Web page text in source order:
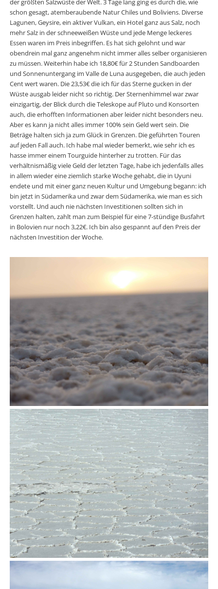
der größten Salzwüste der Welt. 3 Tage lang ging es durch die, wie
schon gesagt, atemberaubende Natur Chiles und Boliviens. Diverse
Lagunen, Geysire, ein aktiver Vulkan, ein Hotel ganz aus Salz, noch
mehr Salz in der schneeweißen Wüste und jede Menge leckeres
Essen waren im Preis inbegriffen. Es hat sich gelohnt und war
obendrein mal ganz angenehm nicht immer alles selber organisieren
zu müssen. Weiterhin habe ich 18,80€ für 2 Stunden Sandboarden
und Sonnenuntergang im Valle de Luna ausgegeben, die auch jeden
Cent wert waren. Die 23,53€ die ich für das Sterne gucken in der
Wüste ausgab leider nicht so richtig. Der Sternenhimmel war zwar
einzigartig, der Blick durch die Teleskope auf Pluto und Konsorten
auch, die erhofften Informationen aber leider nicht besonders neu.
Aber es kann ja nicht alles immer 100% sein Geld wert sein. Die
Beträge halten sich ja zum Glück in Grenzen. Die geführten Touren
auf jeden Fall auch. Ich habe mal wieder bemerkt, wie sehr ich es
hasse immer einem Tourguide hinterher zu trotten. Für das
verhältnismäßig viele Geld der letzten Tage, habe ich jedenfalls alles
in allem wieder eine ziemlich starke Woche gehabt, die in Uyuni
endete und mit einer ganz neuen Kultur und Umgebung begann: ich
bin jetzt in Südamerika und zwar dem Südamerika, wie man es sich
vorstellt. Und auch nie nächsten Investitionen sollten sich in
Grenzen halten, zahlt man zum Beispiel für eine 7-stündige Busfahrt
in Bolovien nur noch 3,22€. Ich bin also gespannt auf den Preis der
nächsten Investition der Woche.